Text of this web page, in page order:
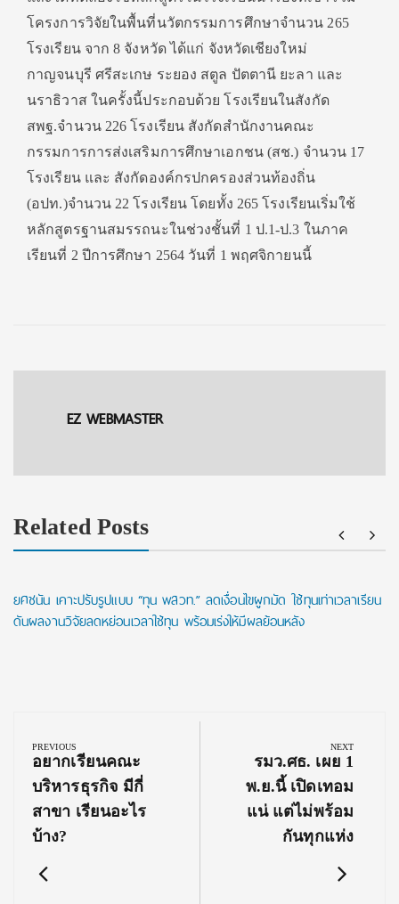
โครงการวิจัยในพื้นที่นวัตกรรมการศึกษาจำนวน 265
โรงเรียน จาก 8 จังหวัด ได้แก่ จังหวัดเชียงใหม่
กาญจนบุรี ศรีสะเกษ ระยอง สตูล ปัตตานี ยะลา และ
นราธิวาส ในครั้งนี้ประกอบด้วย โรงเรียนในสังกัด
สพฐ.จำนวน 226 โรงเรียน สังกัดสำนักงานคณะ
กรรมการการส่งเสริมการศึกษาเอกชน (สช.) จำนวน 17
โรงเรียน และ สังกัดองค์กรปกครองส่วนท้องถิ่น
(อปท.)จำนวน 22 โรงเรียน โดยทั้ง 265 โรงเรียนเริ่มใช้
หลักสูตรฐานสมรรถนะในช่วงชั้นที่ 1 ป.1-ป.3 ในภาค
เรียนที่ 2 ปีการศึกษา 2564 วันที่ 1 พฤศจิกายนนี้
EZ WEBMASTER
Related Posts
ยศชนัน เคาะปรับรูปแบบ “ทุน พสวท.” ลดเงื่อนไขผูกมัด ใช้ทุนเท่าเวลาเรียน
ดันผลงานวิจัยลดหย่อนเวลาใช้ทุน พร้อมเร่งให้มีผลย้อนหลัง
navigation
PREVIOUS
Previous
Post:
อยากเรียนคณะ
บริหารธุรกิจ มีกี่
สาขา เรียนอะไร
บ้าง?
NEXT
Next
Post:
รมว.ศธ. เผย 1
พ.ย.นี้ เปิดเทอม
แน่ แต่ไม่พร้อม
กันทุกแห่ง